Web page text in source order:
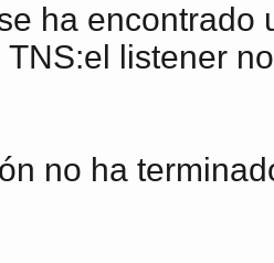
ha encontrado
TNS:el listener
no ha